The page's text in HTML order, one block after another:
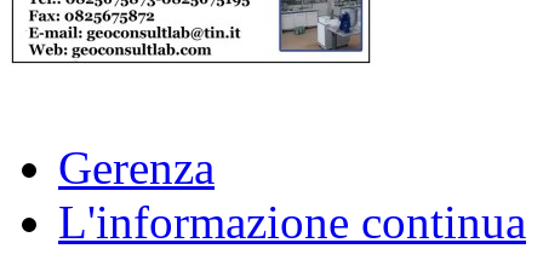
Gerenza
L'informazione continua